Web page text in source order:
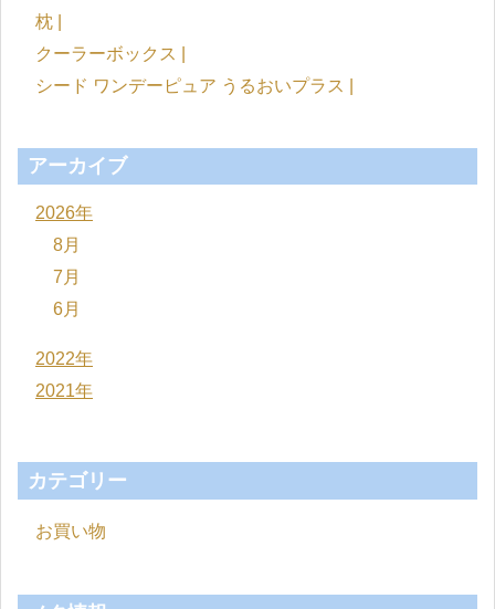
枕 |
クーラーボックス |
シード ワンデーピュア うるおいプラス |
アーカイブ
2026年
8月
7月
6月
2022年
2021年
カテゴリー
お買い物